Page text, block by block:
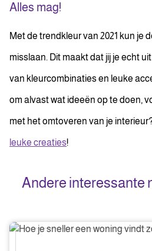
Alles mag!
Met de trendkleur van 2021 kun je
misslaan. Dit maakt dat jij je echt
van kleurcombinaties en leuke
om alvast wat ideeën op te doen,
met het omtoveren van je
leuke creaties!
Andere interessante
Hoe